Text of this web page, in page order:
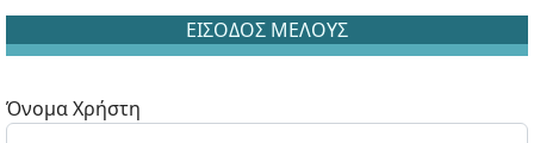
ΕΙΣΟΔΟΣ ΜΕΛΟΥΣ
Όνομα Χρήστη